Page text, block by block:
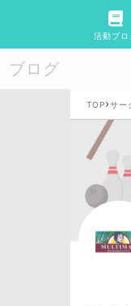
活動ブロ
ブログ
TOP›サー